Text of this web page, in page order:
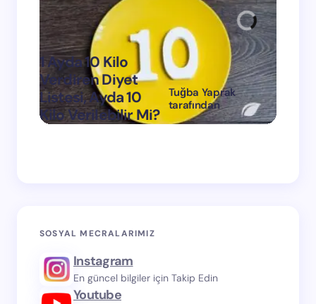
1 Ayda 10 Kilo
Verdiren Diyet
Listesi, Ayda 10
Kilo Verilebilir Mi?
Tuğba Yaprak
tarafından
on Mart 11, 2024
SOSYAL MECRALARIMIZ
Instagram
En güncel bilgiler için Takip Edin
Youtube